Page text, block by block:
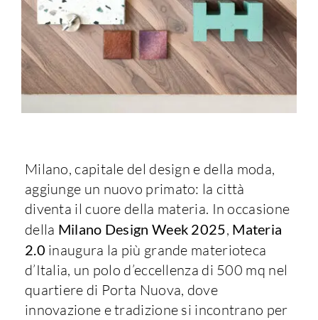
Milano, capitale del design e della moda,
aggiunge un nuovo primato: la città
diventa il cuore della materia. In occasione
della Milano Design Week 2025, Materia
2.0 inaugura la più grande materioteca
d’Italia, un polo d’eccellenza di 500 mq nel
quartiere di Porta Nuova, dove
innovazione e tradizione si incontrano per